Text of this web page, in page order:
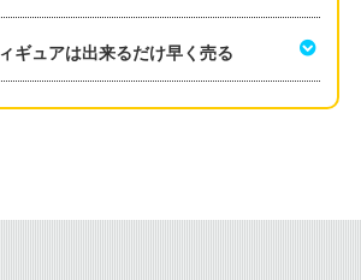
ギュアは出来るだけ早く売る